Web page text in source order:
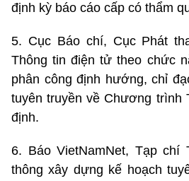
định kỳ báo cáo cấp có thẩm
5. Cục Báo chí, Cục Phát
Thông tin điện tử theo chức
phân công định hướng, chỉ
tuyên truyền về Chương trình
định.
6. Báo VietNamNet, Tạp chí
thông xây dựng kế hoạch